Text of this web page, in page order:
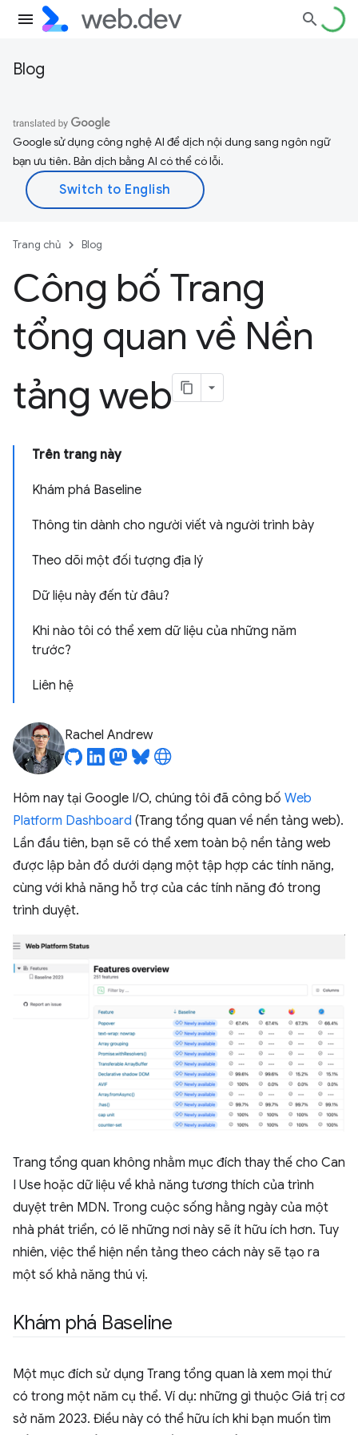
Blog
Google sử dụng công nghệ AI để dịch nội dung sang ngôn ngữ
bạn ưu tiên. Bản dịch bằng AI có thể có lỗi.
Trang chủ Blog
Công bố Trang
tổng quan về Nền
tảng web
Trên trang này
Khám phá Baseline
Thông tin dành cho người viết và người trình bày
Theo dõi một đối tượng địa lý
Dữ liệu này đến từ đâu?
Khi nào tôi có thể xem dữ liệu của những năm
trước?
Liên hệ
Rachel Andrew
Hôm nay tại Google I/O, chúng tôi đã công bố Web
Platform Dashboard (Trang tổng quan về nền tảng web).
Lần đầu tiên, bạn sẽ có thể xem toàn bộ nền tảng web
được lập bản đồ dưới dạng một tập hợp các tính năng,
cùng với khả năng hỗ trợ của các tính năng đó trong
trình duyệt.
Trang tổng quan không nhằm mục đích thay thế cho Can
I Use hoặc dữ liệu về khả năng tương thích của trình
duyệt trên MDN. Trong cuộc sống hằng ngày của một
nhà phát triển, có lẽ những nơi này sẽ ít hữu ích hơn. Tuy
nhiên, việc thể hiện nền tảng theo cách này sẽ tạo ra
một số khả năng thú vị.
Khám phá Baseline
Một mục đích sử dụng Trang tổng quan là xem mọi thứ
có trong một năm cụ thể. Ví dụ: những gì thuộc Giá trị cơ
sở năm 2023. Điều này có thể hữu ích khi bạn muốn tìm